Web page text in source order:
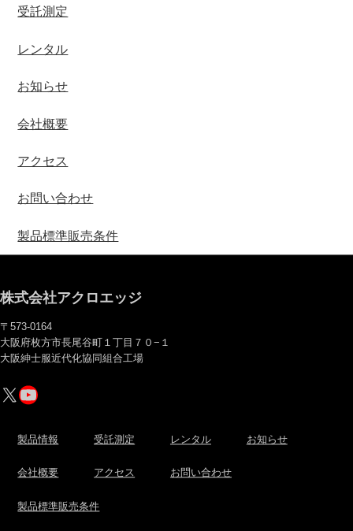
受託測定
レンタル
お知らせ
会社概要
アクセス
お問い合わせ
製品標準販売条件
株式会社アクロエッジ
〒573-0164
大阪府枚方市長尾谷町１丁目７０−１
大阪紳士服近代化協同組合工場
X YouTube
製品情報 受託測定 レンタル お知らせ
会社概要 アクセス お問い合わせ
製品標準販売条件